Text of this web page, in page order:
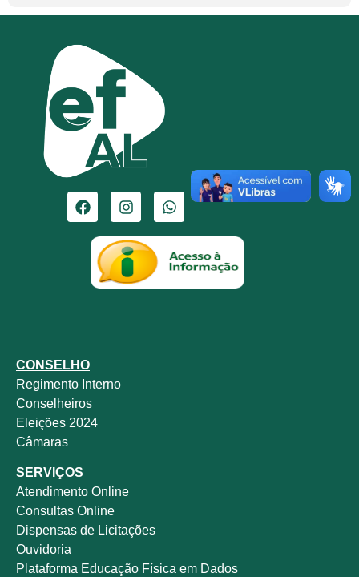
CONSELHO
Regimento Interno
Conselheiros
Eleições 2024
Câmaras
SERVIÇOS
Atendimento Online
Consultas Online
Dispensas de Licitações
Ouvidoria
Plataforma Educação Física em Dados